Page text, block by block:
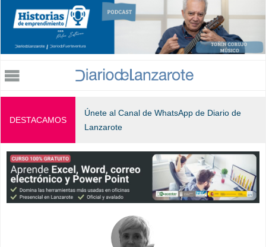
Jump to navigation
DESTACAMOS
Únete al Canal de WhatsApp de Diario de
Lanzarote